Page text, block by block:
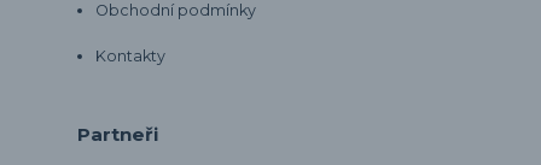
Obchodní podmínky
Kontakty
Partneři